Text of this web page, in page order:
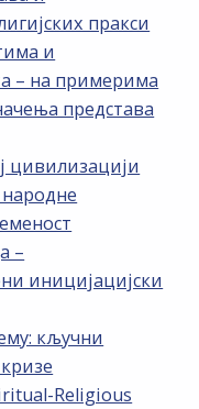
пракси
и
– на примерима
представа
цивилизацији
–
иницијацијски
кључни
Religious